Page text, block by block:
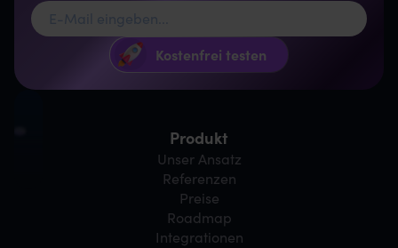
Produkt
Unser Ansatz
Referenzen
Preise
Roadmap
Integrationen